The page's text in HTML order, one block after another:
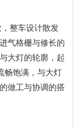
整车设计散发
气格栅与修长的
大灯的轮廓，起
畅饱满，与大灯
做工与协调的搭